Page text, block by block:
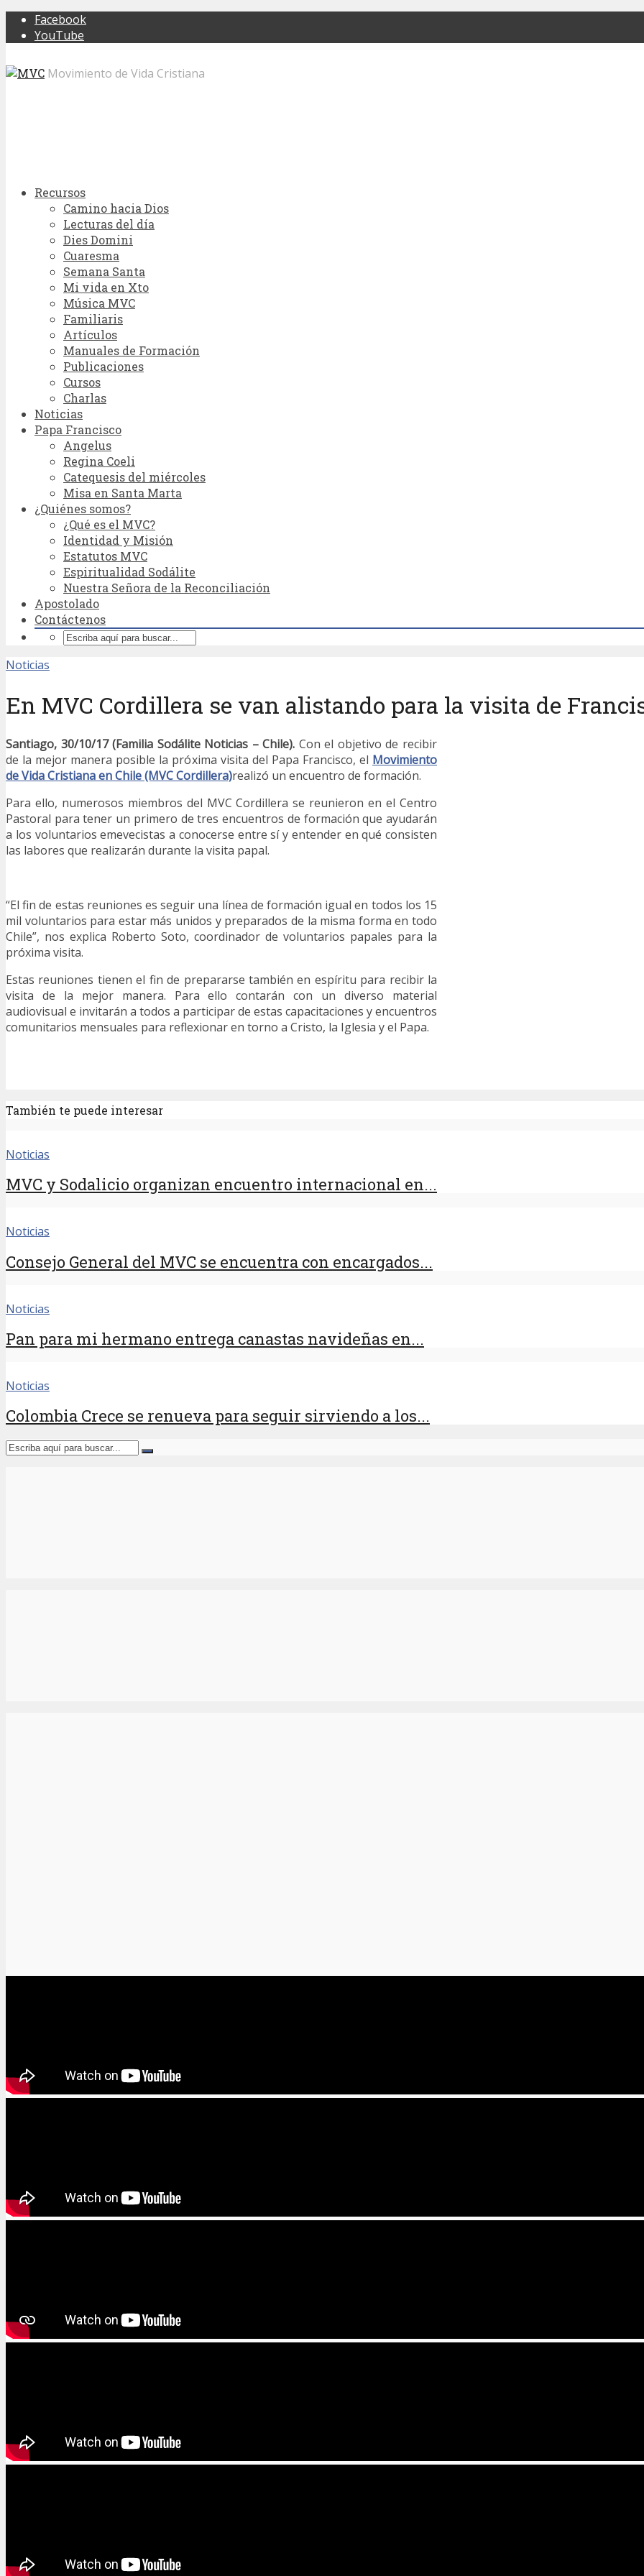
Facebook
YouTube
Movimiento de Vida Cristiana
Recursos
Camino hacia Dios
Lecturas del día
Dies Domini
Cuaresma
Semana Santa
Mi vida en Xto
Música MVC
Familiaris
Artículos
Manuales de Formación
Publicaciones
Cursos
Charlas
Noticias
Papa Francisco
Angelus
Regina Coeli
Catequesis del miércoles
Misa en Santa Marta
¿Quiénes somos?
¿Qué es el MVC?
Identidad y Misión
Estatutos MVC
Espiritualidad Sodálite
Nuestra Señora de la Reconciliación
Apostolado
Contáctenos
Noticias
En MVC Cordillera se van alistando para la visita de
Santiago, 30/10/17 (Familia Sodálite Noticias – Chile). Con el objetivo de recibir
de la mejor manera posible la próxima visita del Papa Francisco, el Movimiento
de Vida Cristiana en Chile (MVC Cordillera)realizó un encuentro de formación.
Para ello, numerosos miembros del MVC Cordillera se reunieron en el Centro
Pastoral para tener un primero de tres encuentros de formación que ayudarán
a los voluntarios emevecistas a conocerse entre sí y entender en qué consisten
las labores que realizarán durante la visita papal.
“El fin de estas reuniones es seguir una línea de formación igual en todos los 15
mil voluntarios para estar más unidos y preparados de la misma forma en todo
Chile”, nos explica Roberto Soto, coordinador de voluntarios papales para la
próxima visita.
Estas reuniones tienen el fin de prepararse también en espíritu para recibir la
visita de la mejor manera. Para ello contarán con un diverso material
audiovisual e invitarán a todos a participar de estas capacitaciones y encuentros
comunitarios mensuales para reflexionar en torno a Cristo, la Iglesia y el Papa.
También te puede interesar
Noticias
MVC y Sodalicio organizan encuentro internacional en...
Noticias
Consejo General del MVC se encuentra con encargados...
Noticias
Pan para mi hermano entrega canastas navideñas en...
Noticias
Colombia Crece se renueva para seguir sirviendo a los...